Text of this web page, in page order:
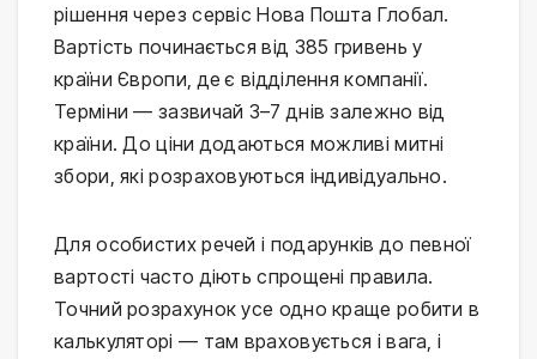
рішення через сервіс Нова Пошта Глобал.
Вартість починається від 385 гривень у
країни Європи, де є відділення компанії.
Терміни — зазвичай 3–7 днів залежно від
країни. До ціни додаються можливі митні
збори, які розраховуються індивідуально.
Для особистих речей і подарунків до певної
вартості часто діють спрощені правила.
Точний розрахунок усе одно краще робити в
калькуляторі — там враховується і вага, і